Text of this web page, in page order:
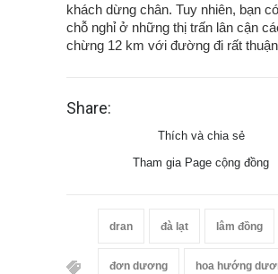
khách dừng chân. Tuy nhiên, bạn
chỗ nghỉ ở những thị trấn lân cận
chừng 12 km với đường đi rất
Share:
Thích và chia sẻ
Tham gia Page cộng đồng
dran đà lạt lâm đồng
đơn dương hoa hướng